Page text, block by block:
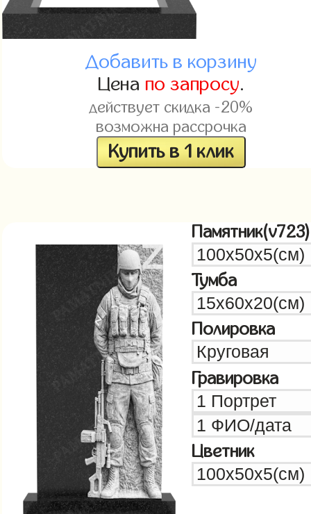
Добавить в корзину
Цена по запросу.
действует скидка -20%
возможна рассрочка
Купить в 1 клик
Памятник(v723)
Тумба
Полировка
Гравировка
Цветник